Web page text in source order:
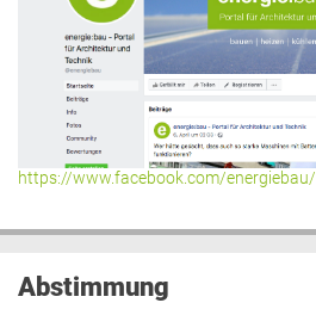
https://www.facebook.com/energiebau/
Abstimmung